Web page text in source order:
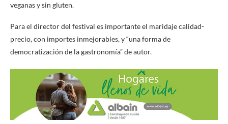
veganas y sin gluten.
Para el director del festival es importante el maridaje calidad-
precio, con importes inmejorables, y “una forma de
democratización de la gastronomía” de autor.